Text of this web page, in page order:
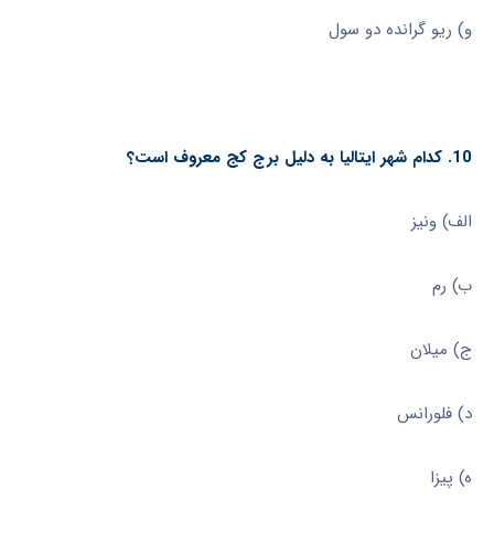
و) ریو گرانده دو سول
10. کدام شهر ایتالیا به دلیل برج کج معروف است؟
الف) ونیز
ب) رم
ج) میلان
د) فلورانس
ه) پیزا